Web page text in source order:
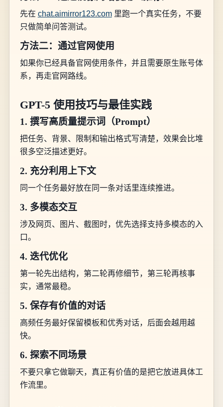
先在 chat.aimirror123.com里跑一个真实任务，不要
只做简单问答测试。
方法二：通过官网使用
如果你已经具备官网使用条件，并且需要原生账号体
系，再走官网路线。
GPT-5 使用技巧与最佳实践
1. 撰写高质量提示词（Prompt）
把任务、背景、限制和输出格式写清楚，效果会比堆
很多空泛描述更好。
2. 充分利用上下文
同一个任务最好放在同一条对话里连续推进。
3. 多模态交互
涉及网页、图片、截图时，优先选择支持多模态的入
口。
4. 迭代优化
第一轮先出结构，第二轮再修细节，第三轮再核事
实，通常最稳。
5. 保存有价值的对话
高频任务最好保留模板和优秀对话，后面会越用越
快。
6. 探索不同场景
不要只拿它做聊天，真正有价值的是把它放进具体工
作流里。